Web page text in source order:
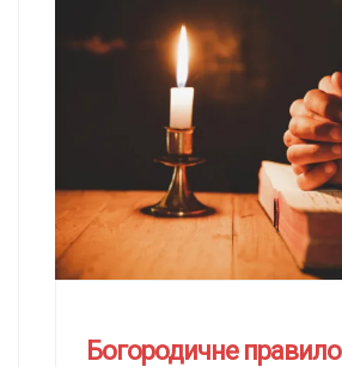
Богородичне правило